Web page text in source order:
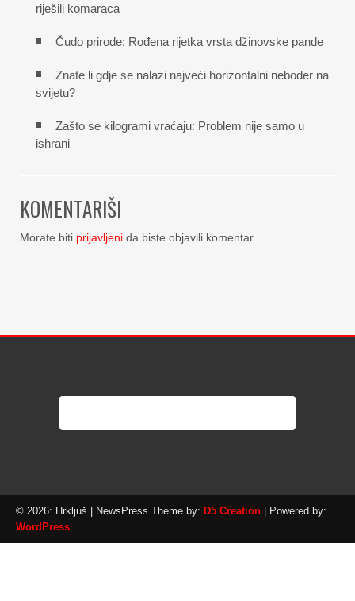
riješili komaraca
Čudo prirode: Rođena rijetka vrsta džinovske pande
Znate li gdje se nalazi najveći horizontalni neboder na
svijetu?
Zašto se kilogrami vraćaju: Problem nije samo u
ishrani
KOMENTARIŠI
Morate biti prijavljeni da biste objavili komentar.
© 2026: Hrkljuš | NewsPress Theme by: D5 Creation | Powered by:
WordPress